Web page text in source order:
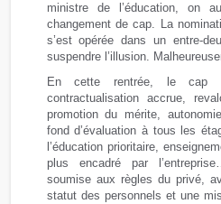
ministre de l’éducation, on
changement de cap. La
s’est opérée dans un entre-
suspendre l’illusion.
En cette rentrée, le cap
contractualisation accrue,
promotion du mérite,
fond d’évaluation à tous les
l’éducation prioritaire,
plus encadré par
soumise aux règles du privé,
statut des personnels et une